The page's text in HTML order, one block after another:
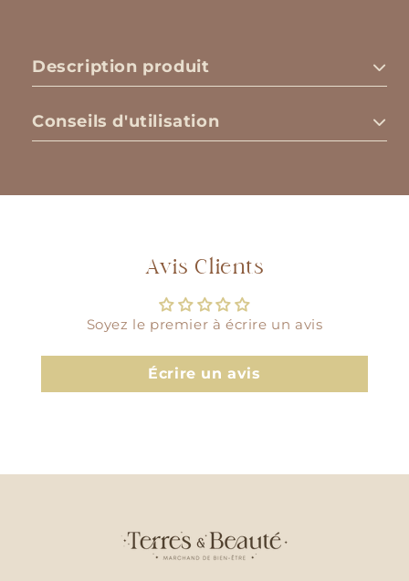
Description produit
Conseils d'utilisation
Avis Clients
Soyez le premier à écrire un avis
Écrire un avis